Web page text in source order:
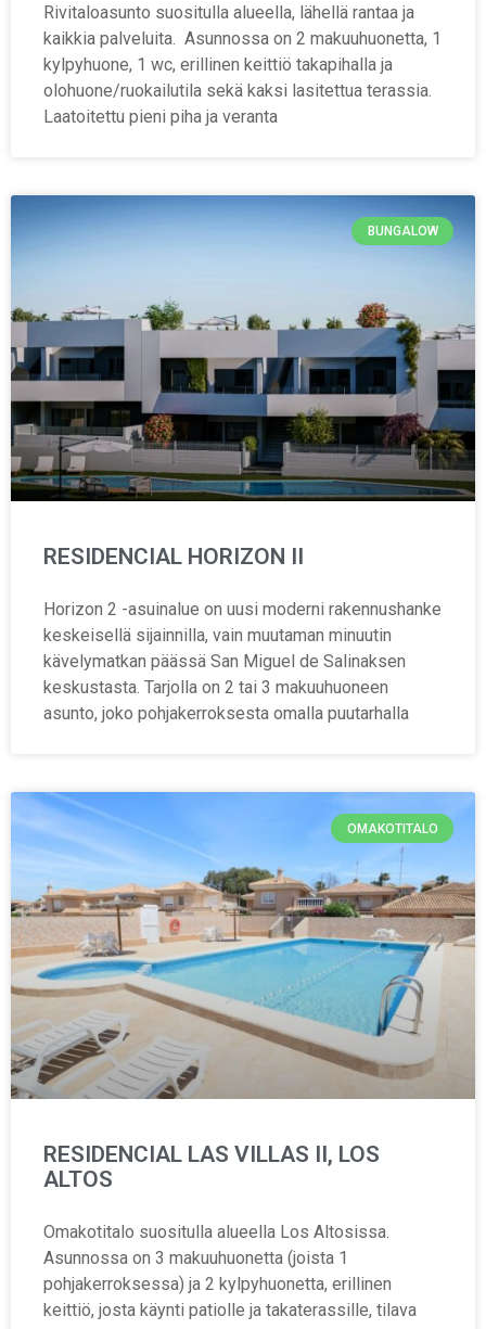
Rivitaloasunto suositulla alueella, lähellä rantaa ja
kaikkia palveluita. Asunnossa on 2 makuuhuonetta, 1
kylpyhuone, 1 wc, erillinen keittiö takapihalla ja
olohuone/ruokailutila sekä kaksi lasitettua terassia.
Laatoitettu pieni piha ja veranta
BUNGALOW
RESIDENCIAL HORIZON II
Horizon 2 -asuinalue on uusi moderni rakennushanke
keskeisellä sijainnilla, vain muutaman minuutin
kävelymatkan päässä San Miguel de Salinaksen
keskustasta. Tarjolla on 2 tai 3 makuuhuoneen
asunto, joko pohjakerroksesta omalla puutarhalla
OMAKOTITALO
RESIDENCIAL LAS VILLAS II, LOS
ALTOS
Omakotitalo suositulla alueella Los Altosissa.
Asunnossa on 3 makuuhuonetta (joista 1
pohjakerroksessa) ja 2 kylpyhuonetta, erillinen
keittiö, josta käynti patiolle ja takaterassille, tilava